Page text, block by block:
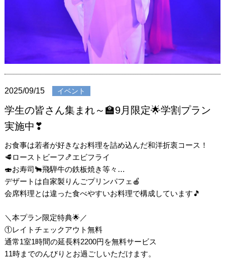
2025/09/15 イベント
学生の皆さん集まれ～🏫9月限定🌟学割プラン
実施中❣
お食事は若者が好きなお料理を詰め込んだ和洋折衷コース！
🥩ローストビーフ🍤エビフライ
🍣お寿司🐂飛騨牛の鉄板焼き等々…
デザートは自家製りんごプリンパフェ🍎
会席料理とは違った食べやすいお料理で構成しています🎵
＼本プラン限定特典🌟／
①レイトチェックアウト無料
通常1室1時間の延長料2200円を無料サービス
11時までのんびりとお過ごしいただけます。